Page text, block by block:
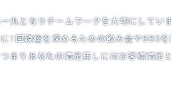
丸となりチームワークを大切にして
1回親睦を深めるための飲み会やBBQ
まりあなたの満足無しにはお客様満